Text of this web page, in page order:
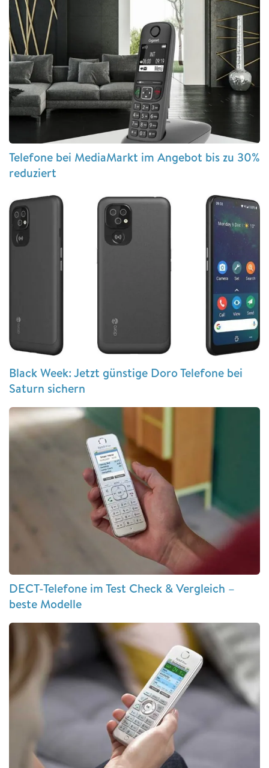
Telefone bei MediaMarkt im Angebot bis zu 30%
reduziert
Black Week: Jetzt günstige Doro Telefone bei
Saturn sichern
DECT-Telefone im Test Check & Vergleich –
beste Modelle